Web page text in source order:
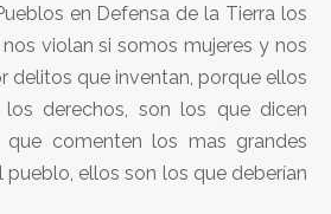
en Defensa de la Tierra los
violan si somos mujeres y nos
delitos que inventan, porque ellos
derechos, son los que dicen
comenten los mas grandes
ellos son los que deberían